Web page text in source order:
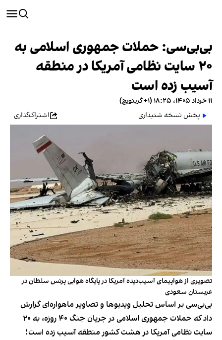
بی‌بی‌سی: حملات جمهوری اسلامی به
۲۰ سایت نظامی آمریکا در منطقه
آسیب زده است
۱۱ خرداد ۱۴۰۵، ۱۸:۲۵ (‎+۱ گرینویچ)
پخش نسخه شنیداری
اشتراک‌گذاری
تصویری از هواپیمای آسیب‌دیده آمریکا در پایگاه هوایی پرنس سلطان در
عربستان سعودی
بی‌بی‌سی بر اساس تحلیل ویدیوها و تصاویر ماهواره‌ای گزارش
داد که حملات جمهوری اسلامی در جریان جنگ ۴۰ روزه، به ۲۰
سایت نظامی آمریکا در هشت کشور منطقه آسیب زده است؛